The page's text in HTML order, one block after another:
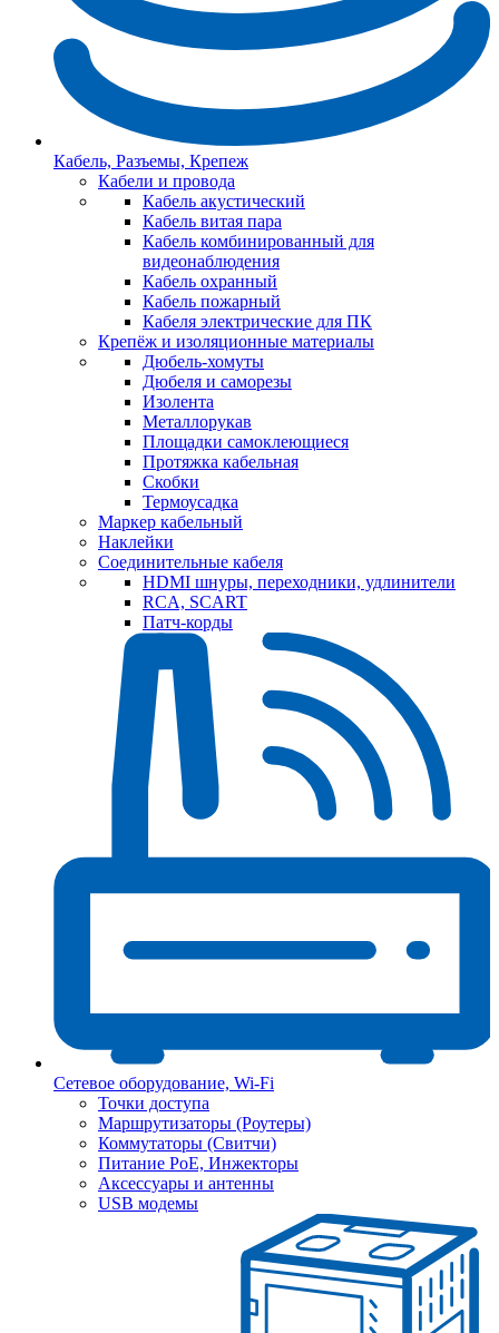
Кабель, Разъемы, Крепеж
Кабели и провода
Кабель акустический
Кабель витая пара
Кабель комбинированный для
видеонаблюдения
Кабель охранный
Кабель пожарный
Кабеля электрические для ПК
Крепёж и изоляционные материалы
Дюбель-хомуты
Дюбеля и саморезы
Изолента
Металлорукав
Площадки самоклеющиеся
Протяжка кабельная
Скобки
Термоусадка
Маркер кабельный
Наклейки
Соединительные кабеля
HDMI шнуры, переходники, удлинители
RCA, SCART
Патч-корды
Сетевое оборудование, Wi-Fi
Точки доступа
Маршрутизаторы (Роутеры)
Коммутаторы (Свитчи)
Питание PoE, Инжекторы
Аксессуары и антенны
USB модемы